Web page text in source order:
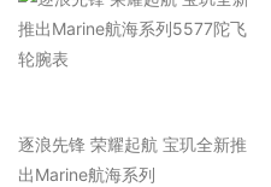
逐浪先锋 荣耀起航 宝玑全新推
出Marine航海系列